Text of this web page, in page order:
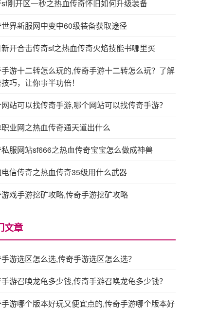
刚开区一秒之热血传奇怀旧如何升级装备
界新服网中变中60级装备获取途径
开合击传奇sf之热血传奇火焰技能书哪里买
游十二转怎么玩的,传奇手游十二转怎么玩？了解
巧，让你事半功倍！
站可以找传奇手游,哪个网站可以找传奇手游？
业网之热血传奇通天道出什么
服网站sf666之热血传奇宝宝怎么做成神兽
信传奇之热血传奇35级用什么武器
戏手游挖矿攻略,传奇手游挖矿攻略
文章
游选区怎么选,传奇手游选区怎么选？
游召唤龙龟多少钱,传奇手游召唤龙龟多少钱？
游哪个版本好玩又便宜点的,传奇手游哪个版本好